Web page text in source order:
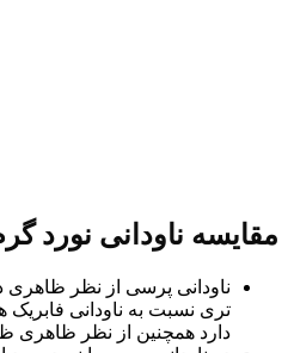
مقایسه ناودانی نورد
ناودانی پرسی از نظر
تری نسبت به ناودانی
دارد همچنین از نظر ظاهری